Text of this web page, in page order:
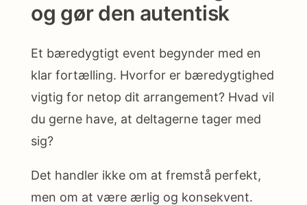
og gør den autentisk
Et bæredygtigt event begynder med en
klar fortælling. Hvorfor er bæredygtighed
vigtig for netop dit arrangement? Hvad vil
du gerne have, at deltagerne tager med
sig?
Det handler ikke om at fremstå perfekt,
men om at være ærlig og konsekvent.